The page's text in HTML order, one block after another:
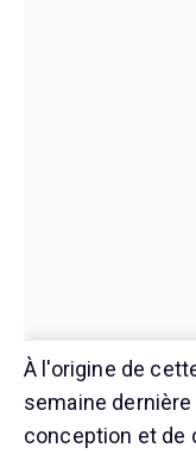
À l'origine de
semaine
conception et de